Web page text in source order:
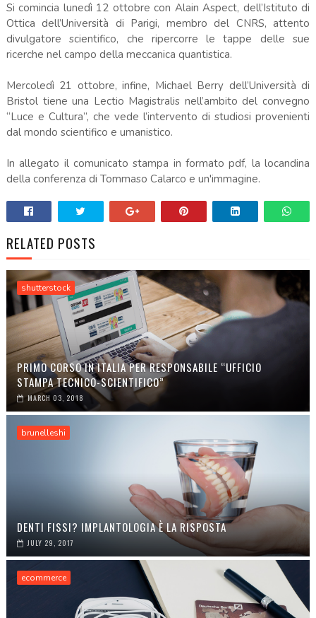
Si comincia lunedì 12 ottobre con Alain Aspect, dell’Istituto di
Ottica dell’Università di Parigi, membro del CNRS, attento
divulgatore scientifico, che ripercorre le tappe delle sue
ricerche nel campo della meccanica quantistica.
Mercoledì 21 ottobre, infine, Michael Berry dell’Università di
Bristol tiene una Lectio Magistralis nell’ambito del convegno
“Luce e Cultura”, che vede l’intervento di studiosi provenienti
dal mondo scientifico e umanistico.
In allegato il comunicato stampa in formato pdf, la locandina
della conferenza di Tommaso Calarco e un'immagine.
RELATED POSTS
shutterstock
PRIMO CORSO IN ITALIA PER RESPONSABILE “UFFICIO
STAMPA TECNICO-SCIENTIFICO”
MARCH 03, 2018
brunelleshi
DENTI FISSI? IMPLANTOLOGIA È LA RISPOSTA
JULY 29, 2017
ecommerce